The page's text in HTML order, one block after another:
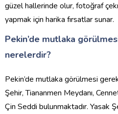
güzel hallerinde olur, fotoğraf
yapmak için harika fırsatlar sunar.
Pekin’de mutlaka
nerelerdir?
Pekin’de mutlaka görülmesi
Şehir, Tiananmen Meydanı,
Çin Seddi bulunmaktadır. Yasak